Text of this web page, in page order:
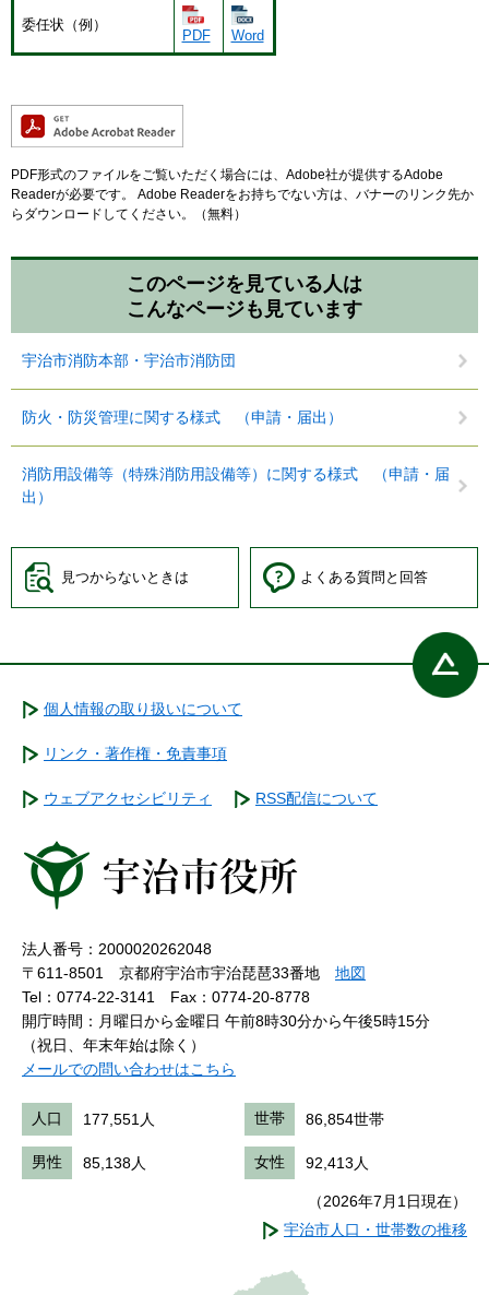
委任状（例）
PDF Word
PDF形式のファイルをご覧いただく場合には、Adobe社が提供するAdobe
Readerが必要です。
Adobe Readerをお持ちでない方は、バナーのリンク先か
らダウンロードしてください。（無料）
このページを見ている人は
こんなページも見ています
宇治市消防本部・宇治市消防団
防火・防災管理に関する様式 （申請・届出）
消防用設備等（特殊消防用設備等）に関する様式 （申請・届
出）
見つからないときは よくある質問と回答
個人情報の取り扱いについて
リンク・著作権・免責事項
ウェブアクセシビリティ RSS配信について
法人番号：2000020262048
〒611-8501 京都府宇治市宇治琵琶33番地 地図
Tel：0774-22-3141
Fax：0774-20-8778
開庁時間：月曜日から金曜日 午前8時30分から午後5時15分
（祝日、年末年始は除く）
メールでの問い合わせはこちら
人口 177,551人 世帯 86,854世帯
男性 85,138人 女性 92,413人
（2026年7月1日現在）
宇治市人口・世帯数の推移